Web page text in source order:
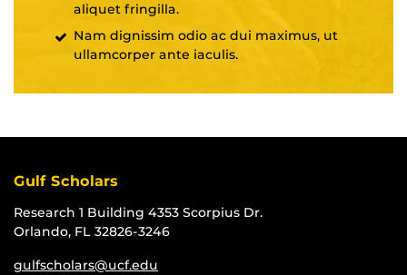
aliquet fringilla.
Nam dignissim odio ac dui maximus, ut
ullamcorper ante iaculis.
Gulf Scholars
Research 1 Building 4353 Scorpius Dr.
Orlando, FL 32826-3246
gulfscholars@ucf.edu